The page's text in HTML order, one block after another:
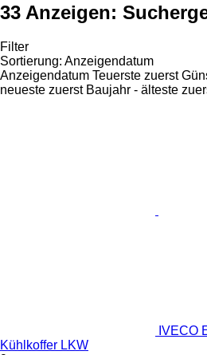
33 Anzeigen:
Filter
Sortierung: Anzeigendatum
Anzeigendatum Teuerste zuerst
neueste zuerst Baujahr - älteste
IVECO
Kühlkoffer LKW